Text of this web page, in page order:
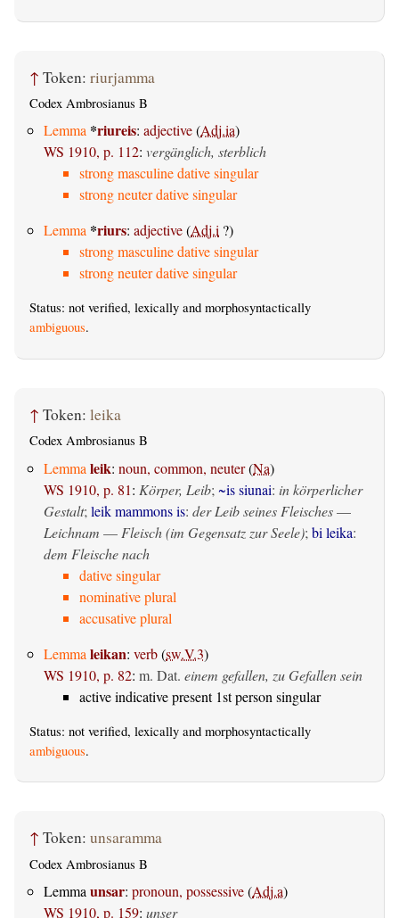
↑ Token: riurjamma
Codex Ambrosianus B
Lemma *riureis: adjective(Adj.ia)
WS 1910, p. 112: vergänglich, sterblich
strong masculine dative singular
strong neuter dative singular
Lemma *riurs: adjective(Adj.i ?)
strong masculine dative singular
strong neuter dative singular
Status: not verified, lexically and morphosyntactically
ambiguous.
↑ Token: leika
Codex Ambrosianus B
Lemma leik: noun, common, neuter(Na)
WS 1910, p. 81: Körper, Leib; ~is siunai: in körperlicher
Gestalt; leik mammons is: der Leib seines Fleisches—
Leichnam — Fleisch (im Gegensatz zur Seele); bi leika:
dem Fleische nach
dative singular
nominative plural
accusative plural
Lemma leikan: verb(sw.V.3)
WS 1910, p. 82: m. Dat. einem gefallen, zu Gefallen sein
active indicative present 1st person singular
Status: not verified, lexically and morphosyntactically
ambiguous.
↑ Token: unsaramma
Codex Ambrosianus B
Lemma unsar: pronoun, possessive(Adj.a)
WS 1910, p. 159: unser